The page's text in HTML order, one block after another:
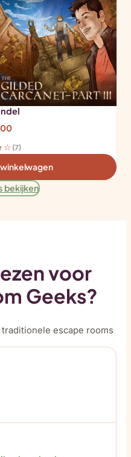
(7)
bekijken
voor
Geeks?
escape rooms